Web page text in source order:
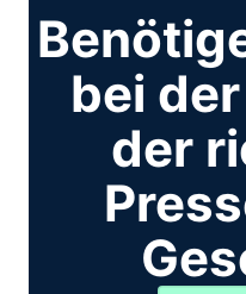
bei
der